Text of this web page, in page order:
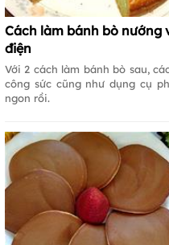
Cách làm bánh bò nướng
điện
Với 2 cách làm bánh bò sau,
công sức cũng như dụng cụ
ngon rồi.